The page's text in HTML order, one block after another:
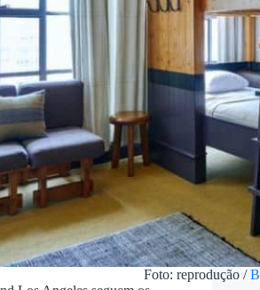
Foto: reprodução /